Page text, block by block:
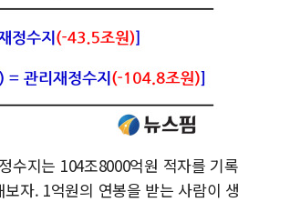
수지는 104조8000억원 적자를 기록
자. 1억원의 연봉을 받는 사람이 생